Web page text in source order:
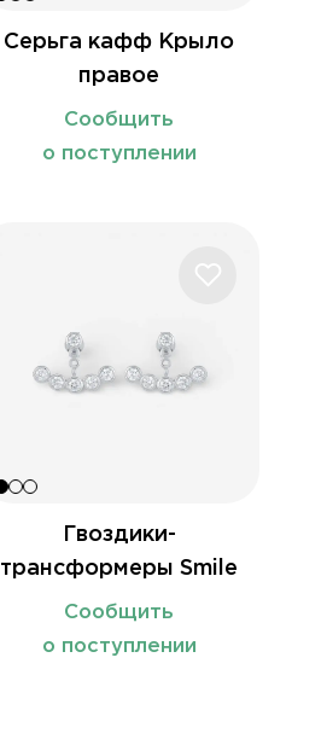
Серьга кафф Крыло
правое
Сообщить
о поступлении
Гвоздики-
трансформеры Smile
Сообщить
о поступлении